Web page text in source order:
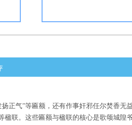
正气”等匾额，还有作事奸邪任尔焚香无
楹联。这些匾额与楹联的核心是歌颂城隍